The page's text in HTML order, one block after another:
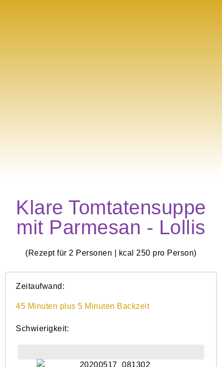
Klare Tomtatensuppe
mit Parmesan - Lollis
(Rezept für 2 Personen | kcal 250 pro Person)
Zeitaufwand:
45 Minuten plus 5 Minuten Backzeit
Schwierigkeit: